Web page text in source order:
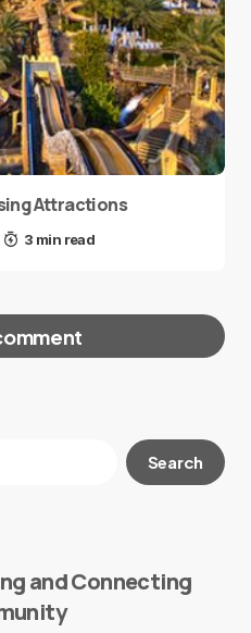
Attractions
3 min read
not be published.
Search
and Connecting